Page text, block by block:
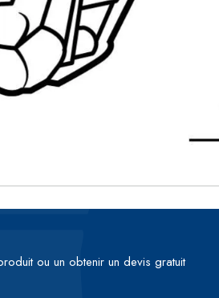
ou un obtenir un devis gratuit